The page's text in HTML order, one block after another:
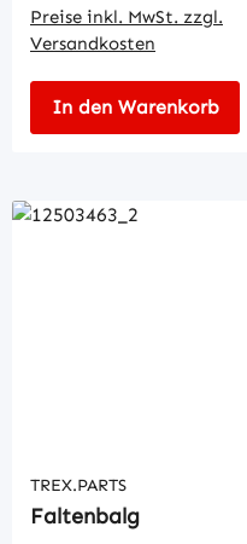
Preise inkl. MwSt. zzgl.
Versandkosten
In den Warenkorb
TREX.PARTS
Faltenbalg